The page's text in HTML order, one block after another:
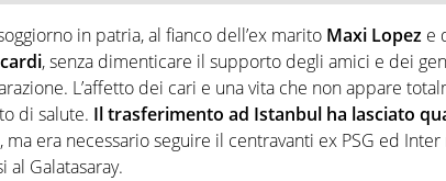
in patria, al fianco dell’ex marito Maxi Lopez e
, senza dimenticare il supporto degli amici e dei
L’affetto dei cari e una vita che non appare
di salute. Il trasferimento ad Istanbul ha lasciato
, ma era necessario seguire il centravanti ex PSG ed
al Galatasaray.